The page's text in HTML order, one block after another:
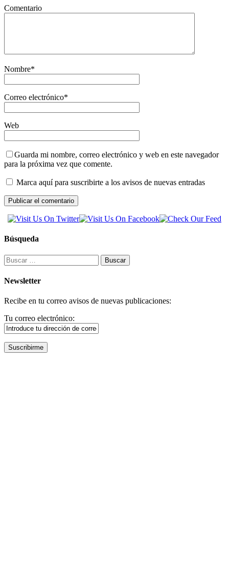
Comentario
Nombre*
Correo electrónico*
Web
Guarda mi nombre, correo electrónico y web en este navegador
para la próxima vez que comente.
Marca aquí para suscribirte a los avisos de nuevas entradas
Búsqueda
Buscar:
Newsletter
Recibe en tu correo avisos de nuevas publicaciones:
Tu correo electrónico: